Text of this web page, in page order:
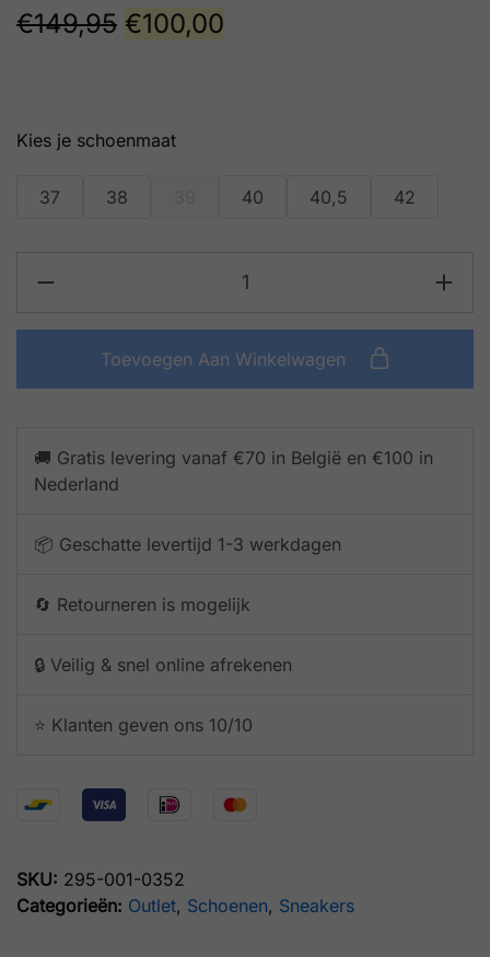
€149,95 €100,00
schoenmaat
37 38 40 40,5 42
Toevoegen Aan Winkelwagen
🚚 Gratis levering vanaf €70 in België en €100 in
Nederland
📦 Geschatte levertijd 1-3 werkdagen
🔄 Retourneren is mogelijk
🔒 Veilig & snel online afrekenen
⭐️ Klanten geven ons 10/10
SKU: 295-001-0352
Categorieën: Outlet, Schoenen, Sneakers